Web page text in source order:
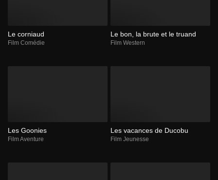
Le corniaud
Film Comédie
Le bon, la brute et le truand
Film Western
Les Goonies
Film Aventure
Les vacances de Ducobu
Film Jeunesse